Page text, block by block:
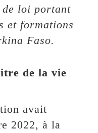
de loi portant
et formations
Faso.
de la vie
avait
2022, à la